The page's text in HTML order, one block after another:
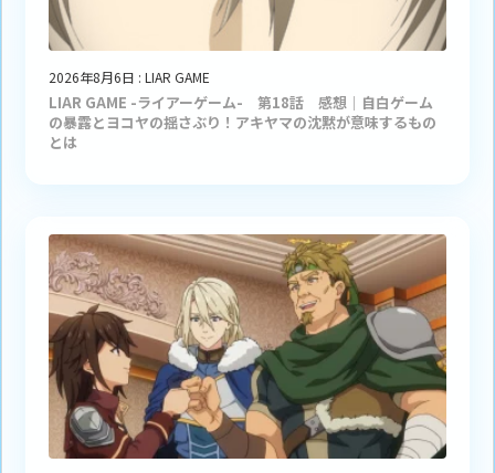
2026年8月6日 : LIAR GAME
LIAR GAME -ライアーゲーム- 第18話 感想｜自白ゲーム
の暴露とヨコヤの揺さぶり！アキヤマの沈黙が意味するもの
とは